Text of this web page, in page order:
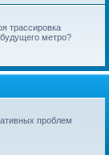
трассировка
метро?
проблем